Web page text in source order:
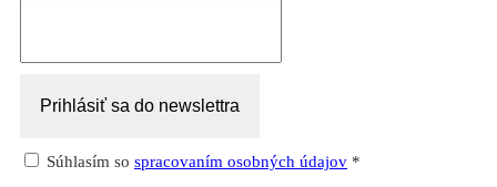
Súhlasím so spracovaním osobných údajov *